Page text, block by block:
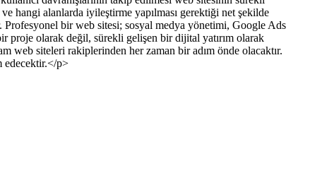
hangi alanlarda iyileştirme yapılması gerektiği net şekilde
bir web sitesi; sosyal medya yönetimi, Google Ads
proje olarak değil, sürekli gelişen bir dijital yatırım olarak
web siteleri rakiplerinden her zaman bir adım önde olacaktır.
edecektir.</p>